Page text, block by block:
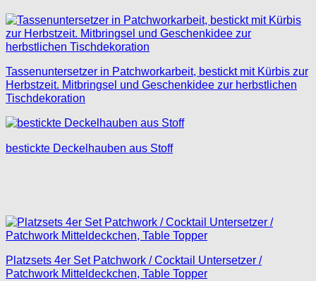
Tassenuntersetzer in Patchworkarbeit, bestickt mit Kürbis zur
Herbstzeit. Mitbringsel und Geschenkidee zur herbstlichen
Tischdekoration
bestickte Deckelhauben aus Stoff
Platzsets 4er Set Patchwork / Cocktail Untersetzer /
Patchwork Mitteldeckchen, Table Topper